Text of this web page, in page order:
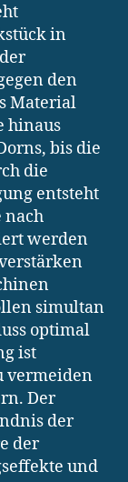
in
den
Material
hinaus
bis die
die
entsteht
nach
werden
simultan
optimal
ist
vermeiden
Der
der
der
und